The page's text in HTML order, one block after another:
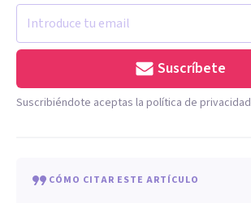
Suscríbete
Suscribiéndote aceptas la política de privacidad
CÓMO CITAR ESTE ARTÍCULO